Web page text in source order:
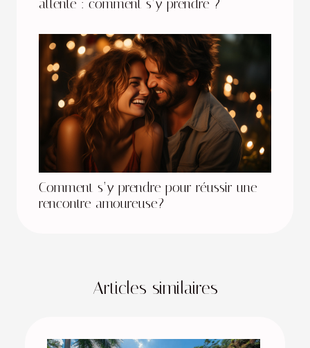
attente : comment s’y prendre ?
Comment s’y prendre pour réussir une
rencontre amoureuse?
Articles similaires